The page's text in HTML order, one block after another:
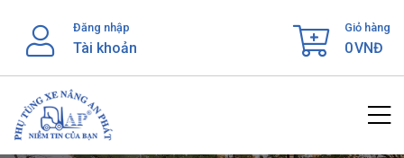
content
Đăng nhập
Tài khoản
Giỏ hàng
0VNĐ